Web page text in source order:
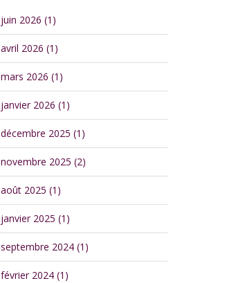
juin 2026 (1)
avril 2026 (1)
mars 2026 (1)
janvier 2026 (1)
décembre 2025 (1)
novembre 2025 (2)
août 2025 (1)
janvier 2025 (1)
septembre 2024 (1)
février 2024 (1)